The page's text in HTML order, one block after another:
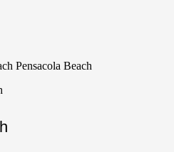
Pensacola Beach